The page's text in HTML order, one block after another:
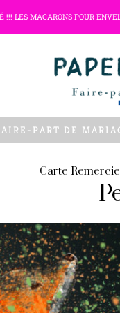
!!! LES MACARONS POUR
PART DE
Carte